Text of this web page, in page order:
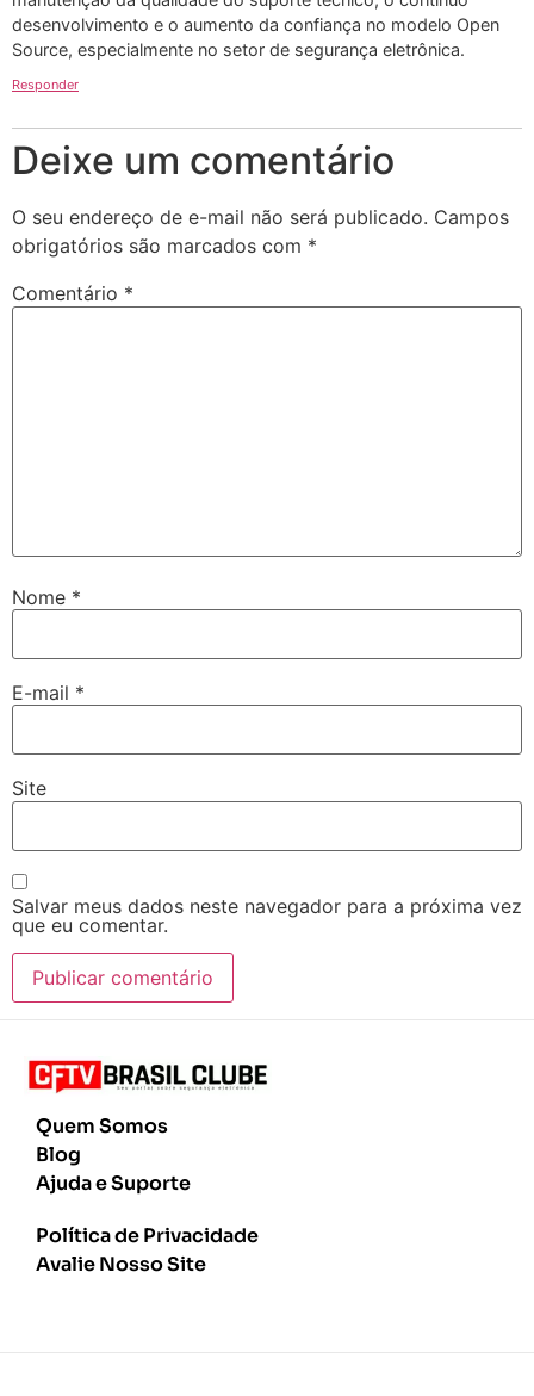
desenvolvimento e o aumento da confiança no modelo Open
Source, especialmente no setor de segurança eletrônica.
Responder
Deixe um comentário
O seu endereço de e-mail não será publicado. Campos
obrigatórios são marcados com *
Comentário *
Nome *
E-mail *
Site
Salvar meus dados neste navegador para a próxima vez
que eu comentar.
Quem Somos
Blog
Ajuda e Suporte
Política de Privacidade
Avalie Nosso Site